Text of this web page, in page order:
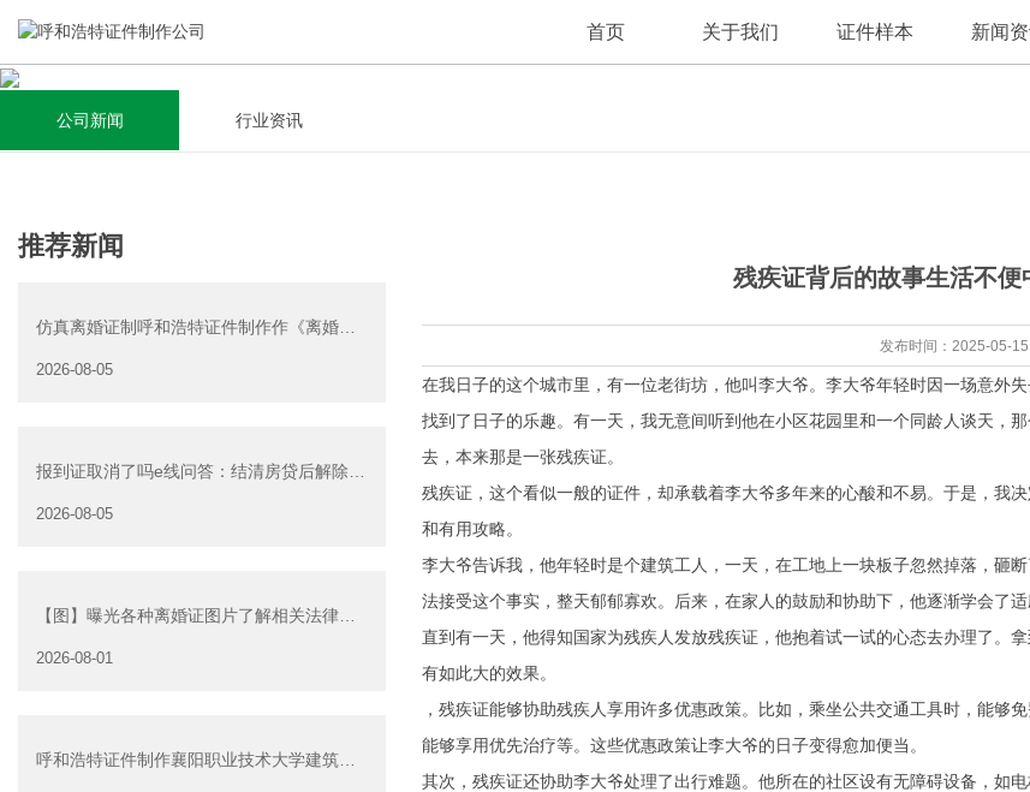
首页 关于我们
关于我们
集研发，设计，制造，安装于一体，多元化的定制需求，为上
千家企业提供过专业定制服务！
查看详情
证件样本 新闻
新闻资讯
全自动流水线规模化生产，准时按期交货，年生产能力超过
40W万方米以上，拥有遍布全国的商务合作伙伴和较为完善的
查看详情
公司新闻 行业资讯
推荐新闻
仿真离婚证制呼和浩特证件制作作《离婚证
2026-08-05
报到证取消了吗e线问答：结清房贷后解除抵
2026-08-05
【图】曝光各种离婚证图片了解相关法律走
2026-08-01
呼和浩特证件制作襄阳职业技术大学建筑工
残疾证背后的故事生活不
发布时间：2025-05-
在我日子的这个城市里，有一位老街坊，他叫李大爷。李大爷年轻时因一场意外
找到了日子的乐趣。有一天，我无意间听到他在小区花园里和一个同龄人谈天，
去，本来那是一张残疾证。
残疾证，这个看似一般的证件，却承载着李大爷多年来的心酸和不易。于是，我
和有用攻略。
李大爷告诉我，他年轻时是个建筑工人，一天，在工地上一块板子忽然掉落，砸
法接受这个事实，整天郁郁寡欢。后来，在家人的鼓励和协助下，他逐渐学会了
直到有一天，他得知国家为残疾人发放残疾证，他抱着试一试的心态去办理了。
有如此大的效果。
，残疾证能够协助残疾人享用许多优惠政策。比如，乘坐公共交通工具时，能够
能够享用优先治疗等。这些优惠政策让李大爷的日子变得愈加便当。
其次，残疾证还协助李大爷处理了出行难题。他所在的社区设有无障碍设备，如